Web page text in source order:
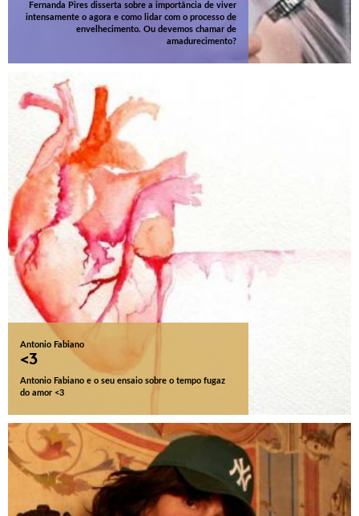
Fernanda Pires disserta sobre a importância de viver
intensamente o agora e como lidar com o processo de
envelhecimento. Ou devemos chamar de
amadurecimento?
Antonio Fabiano
<3
Antonio Fabiano e o seu ensaio sobre o tempo fugaz
do amor <3